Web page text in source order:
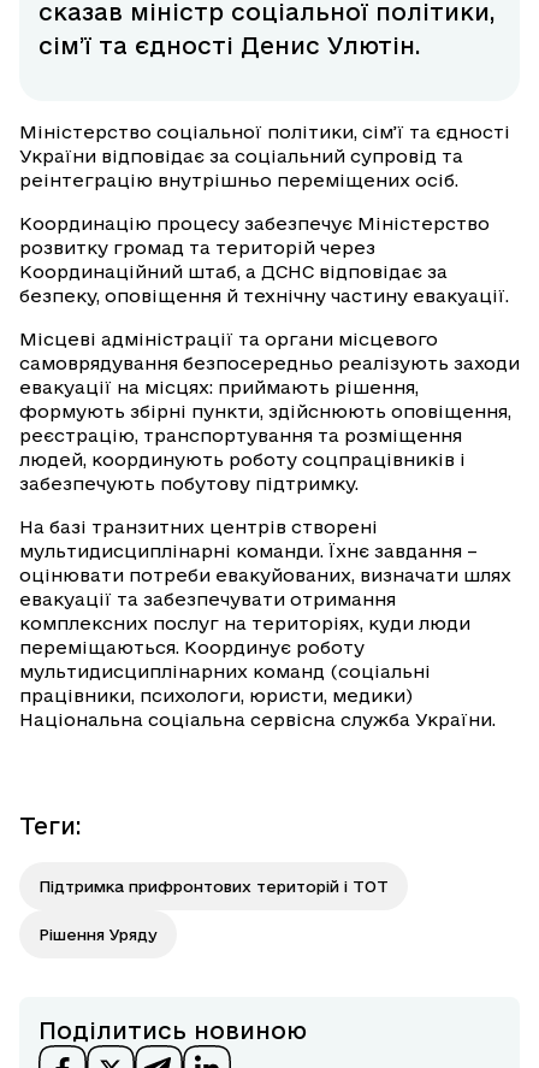
сказав міністр соціальної політики,
сімʼї та єдності Денис Улютін.
Міністерство соціальної політики, сім’ї та єдності
України відповідає за соціальний супровід та
реінтеграцію внутрішньо переміщених осіб.
Координацію процесу забезпечує Міністерство
розвитку громад та територій через
Координаційний штаб, а ДСНС відповідає за
безпеку, оповіщення й технічну частину евакуації.
Місцеві адміністрації та органи місцевого
самоврядування безпосередньо реалізують заходи
евакуації на місцях: приймають рішення,
формують збірні пункти, здійснюють оповіщення,
реєстрацію, транспортування та розміщення
людей, координують роботу соцпрацівників і
забезпечують побутову підтримку.
На базі транзитних центрів створені
мультидисциплінарні команди. Їхнє завдання –
оцінювати потреби евакуйованих, визначати шлях
евакуації та забезпечувати отримання
комплексних послуг на територіях, куди люди
переміщаються. Координує роботу
мультидисциплінарних команд (соціальні
працівники, психологи, юристи, медики)
Національна соціальна сервісна служба України.
Теги:
Підтримка прифронтових територій і ТОТ
Рішення Уряду
Поділитись новиною